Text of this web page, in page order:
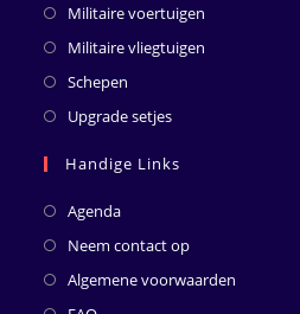
Militaire voertuigen
Militaire vliegtuigen
Schepen
Upgrade setjes
Handige Links
Agenda
Neem contact op
Algemene voorwaarden